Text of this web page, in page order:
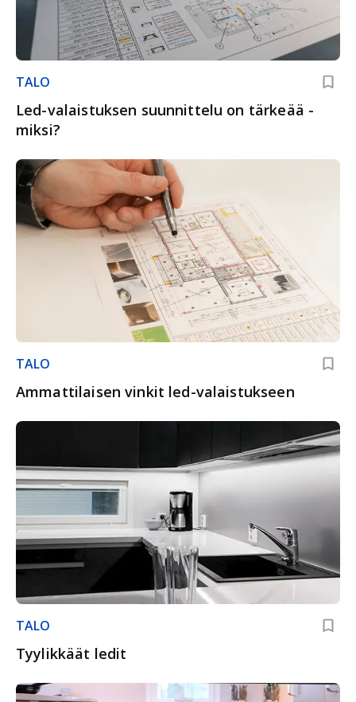
TALO
Led-valaistuksen suunnittelu on tärkeää -
miksi?
TALO
Ammattilaisen vinkit led-valaistukseen
TALO
Tyylikkäät ledit